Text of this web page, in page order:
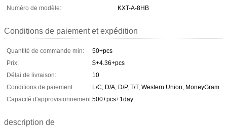
Numéro de modèle:
KXT-A-8HB
Conditions de paiement et expédition
Quantité de commande min:
50+pcs
Prix:
$+4.36+pcs
Délai de livraison:
10
Conditions de paiement:
L/C, D/A, D/P, T/T, Western Union, MoneyGram
Capacité d'approvisionnement:500+pcs+1day
description de